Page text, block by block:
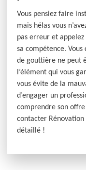
Vous pensiez faire
mais hélas vous
pas erreur et
sa compétence.
de gouttière ne peut
l’élément qui vous
vous évite de la
d’engager un
comprendre son
contacter
détaillé !